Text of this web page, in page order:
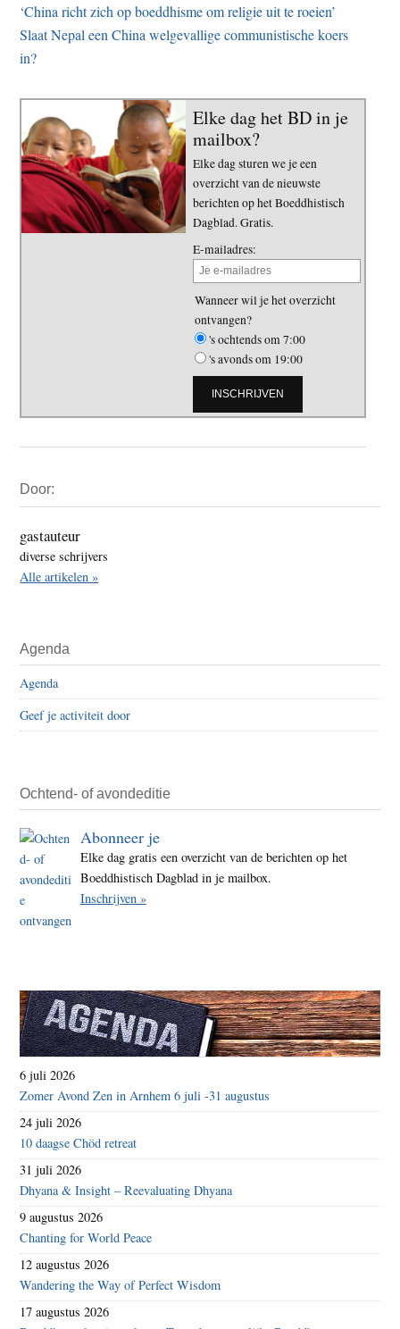
‘China richt zich op boeddhisme om religie uit te roeien’
Slaat Nepal een China welgevallige communistische koers
in?
Elke dag het BD in je
mailbox?
Elke dag sturen we je een
overzicht van de nieuwste
berichten op het Boeddhistisch
Dagblad. Gratis.
E-mailadres:
Wanneer wil je het overzicht
ontvangen?
's ochtends om 7:00
's avonds om 19:00
Sidebar
Door:
gastauteur
diverse schrijvers
Alle artikelen »
Agenda
Agenda
Geef je activiteit door
Ochtend- of avondeditie
Abonneer je
Elke dag gratis een overzicht van de berichten op het
Boeddhistisch Dagblad in je mailbox.
Inschrijven »
6 juli 2026
Zomer Avond Zen in Arnhem 6 juli -31 augustus
24 juli 2026
10 daagse Chöd retreat
31 juli 2026
Dhyana & Insight – Reevaluating Dhyana
9 augustus 2026
Chanting for World Peace
12 augustus 2026
Wandering the Way of Perfect Wisdom
17 augustus 2026